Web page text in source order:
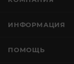
ИНФОРМАЦИЯ
ПОМОЩЬ